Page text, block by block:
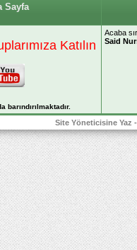
Sayfa
Katılın
barındırılmaktadır.
Acaba
Said
Site Yöneticisine Yaz